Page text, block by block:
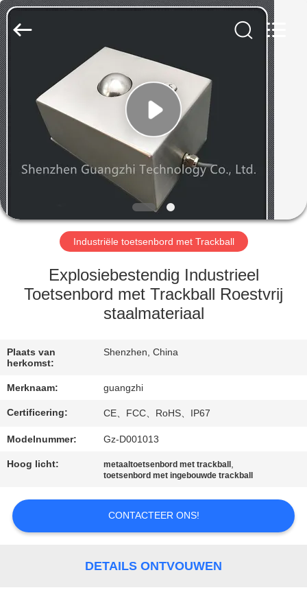
HUIS
PRODUCTEN
ONGEVEER
ONS
FABRIEKSREIS
KWALITEITSCONTROLE
CONTACTEER
EEN
CITAAT
PRIVACY
co.,
ltd..
All
Rights
Reserved.
Developed
by
ECER
Industriële toetsenbord met Trackball
Explosiebestendig Industrieel
Toetsenbord met Trackball Roestvrij
staalmateriaal
Plaats van
herkomst:
Shenzhen, China
Merknaam: guangzhi
Certificering: CE、FCC、RoHS、IP67
Modelnummer: Gz-D001013
Hoog licht: metaaltoetsenbord met trackball ,
toetsenbord met ingebouwde trackball
CONTACTEER ONS!
DETAILS ONTVOUWEN